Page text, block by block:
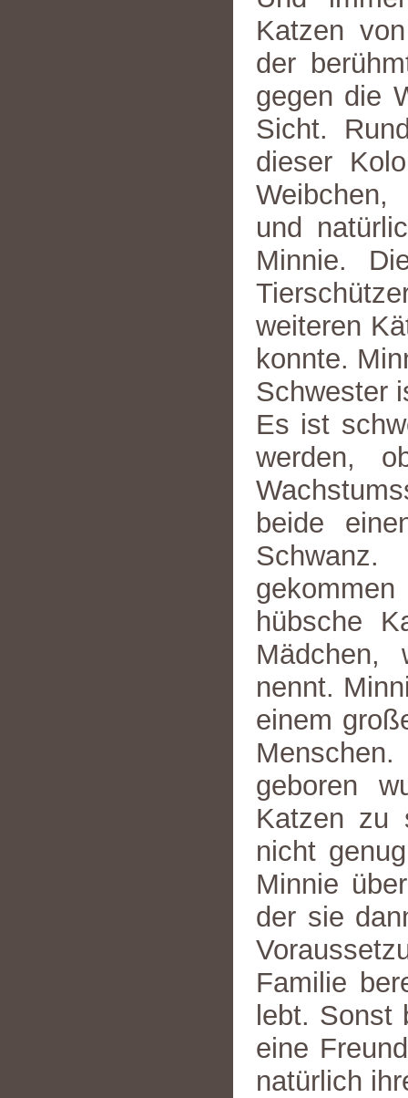
Katzen
der
gegen die
Sicht.
dieser
und
Minnie.
weiteren
konnte.
Schwester
Es ist
werden,
beide
hübsche
Mädchen,
nennt.
einem
geboren
Katzen zu
nicht
Minnie
der sie
Familie
lebt. Sonst
eine
natürlich